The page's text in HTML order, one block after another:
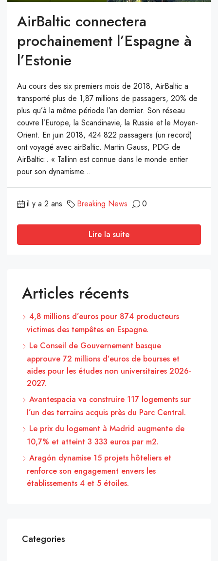
AirBaltic connectera
prochainement l’Espagne à
l’Estonie
Au cours des six premiers mois de 2018, AirBaltic a
transporté plus de 1,87 millions de passagers, 20% de
plus qu’à la même période l’an dernier. Son réseau
couvre l’Europe, la Scandinavie, la Russie et le Moyen-
Orient. En juin 2018, 424 822 passagers (un record)
ont voyagé avec airBaltic. Martin Gauss, PDG de
AirBaltic:. « Tallinn est connue dans le monde entier
pour son dynamisme...
il y a 2 ans Breaking News 0
Lire la suite
Articles récents
4,8 millions d’euros pour 874 producteurs
victimes des tempêtes en Espagne.
Le Conseil de Gouvernement basque
approuve 72 millions d’euros de bourses et
aides pour les études non universitaires 2026-
2027.
Avantespacia va construire 117 logements sur
l’un des terrains acquis près du Parc Central.
Le prix du logement à Madrid augmente de
10,7% et atteint 3 333 euros par m2.
Aragón dynamise 15 projets hôteliers et
renforce son engagement envers les
établissements 4 et 5 étoiles.
Categories